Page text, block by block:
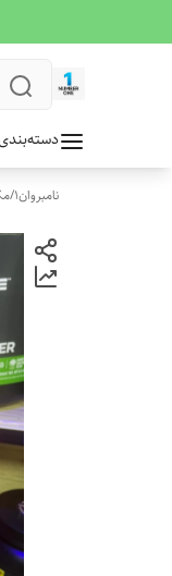
نامبروان1 /